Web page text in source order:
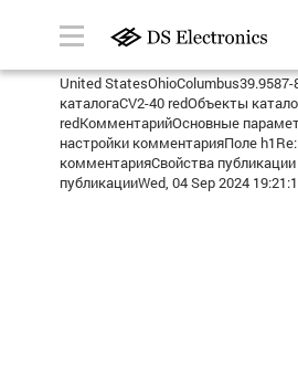
United
каталогаCV2-40 redОбъекты
redКомментарийОсновные
настройки комментарияПоле
комментарияСвойства
публикацииWed, 04 Sep 2024